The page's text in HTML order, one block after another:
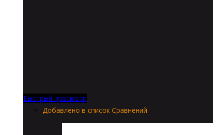
Быстрый просмотр
Добавлено в список Сравнений